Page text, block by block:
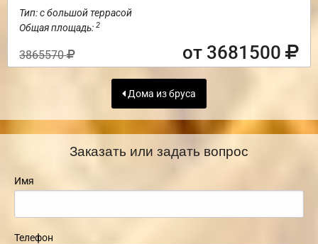
Тип: с большой террасой
Общая площадь: 2
3865570 от 3681500
Дома из бруса
Заказать или задать вопрос
Имя
Телефон